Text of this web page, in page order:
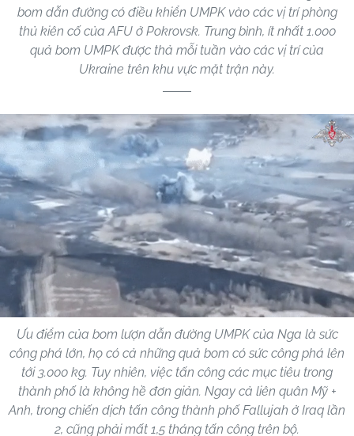
bom dẫn đường có điều khiển UMPK vào các vị trí phòng
thủ kiên cố của AFU ở Pokrovsk. Trung bình, ít nhất 1.000
quả bom UMPK được thả mỗi tuần vào các vị trí của
Ukraine trên khu vực mặt trận này.
Ưu điểm của bom lượn dẫn đường UMPK của Nga là sức
công phá lớn, họ có cả những quả bom có sức công phá lên
tới 3.000 kg. Tuy nhiên, việc tấn công các mục tiêu trong
thành phố là không hề đơn giản. Ngay cả liên quân Mỹ +
Anh, trong chiến dịch tấn công thành phố Fallujah ở Iraq lần
2, cũng phải mất 1,5 tháng tấn công trên bộ.